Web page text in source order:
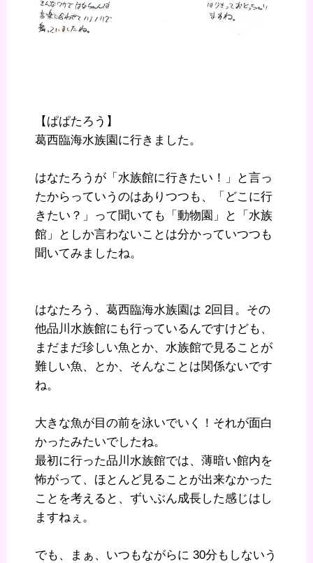
【ぱぱたろう】
葛西臨海水族園に行きました。
はなたろうが「水族館に行きたい！」と言っ
たからっていうのはありつつも、「どこに行
きたい？」って聞いても「動物園」と「水族
館」としか言わないことは分かっていつつも
聞いてみましたね。
はなたろう、葛西臨海水族園は 2回目。その
他品川水族館にも行っているんですけども、
まだまだ珍しい魚とか、水族館で見ることが
難しい魚、とか、そんなことは関係ないです
ね。
大きな魚が目の前を泳いでいく！それが面白
かったみたいでしたね。
最初に行った品川水族館では、薄暗い館内を
怖がって、ほとんど見ることが出来なかった
ことを考えると、ずいぶん成長した感じはし
ますねぇ。
でも、まぁ、いつもながらに 30分もしないう